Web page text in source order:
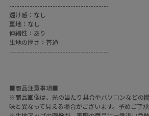
---------------------------------------
透け感：なし
裏地：なし
伸縮性：あり
生地の厚さ：普通
---------------------------------------
■商品注意事項■
※商品画像は、光の当たり具合やパソコンなどの
味と異なって見える場合がございます。予めご了承